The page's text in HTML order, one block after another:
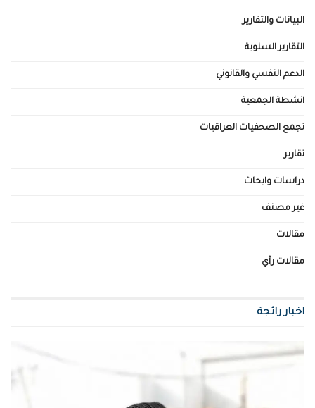
البيانات والتقارير
التقارير السنوية
الدعم النفسي والقانوني
انشطة الجمعية
تجمع الصحفيات العراقيات
تقارير
دراسات وابحاث
غير مصنف
مقالات
مقالات رأي
اخبار رائجة